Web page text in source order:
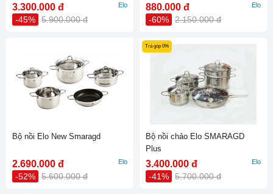
3.300.000 đ
-45% 5.900.000 đ
Elo 880.000 đ
-60% 2.150.000 đ
Elo
Bộ nồi Elo New Smaragd
2.690.000 đ
-52% 5.600.000 đ
Elo
Trả góp 0%
Bộ nồi chảo Elo SMARAGD
Plus
3.400.000 đ
-41% 5.700.000 đ
Elo